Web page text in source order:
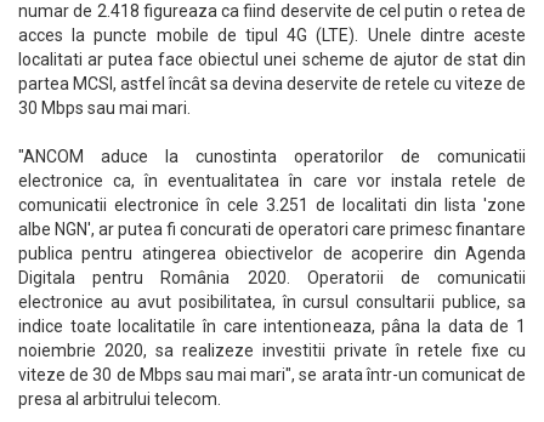
numar de 2.418 figureaza ca fiind deservite de cel putin o retea de
acces la puncte mobile de tipul 4G (LTE). Unele dintre aceste
localitati ar putea face obiectul unei scheme de ajutor de stat din
partea MCSI, astfel încât sa devina deservite de retele cu viteze de
30 Mbps sau mai mari.
"ANCOM aduce la cunostinta operatorilor de comunicatii
electronice ca, în eventualitatea în care vor instala retele de
comunicatii electronice în cele 3.251 de localitati din lista 'zone
albe NGN', ar putea fi concurati de operatori care primesc finantare
publica pentru atingerea obiectivelor de acoperire din Agenda
Digitala pentru România 2020. Operatorii de comunicatii
electronice au avut posibilitatea, în cursul consultarii publice, sa
indice toate localitatile în care intentioneaza, pâna la data de 1
noiembrie 2020, sa realizeze investitii private în retele fixe cu
viteze de 30 de Mbps sau mai mari", se arata într-un comunicat de
presa al arbitrului telecom.